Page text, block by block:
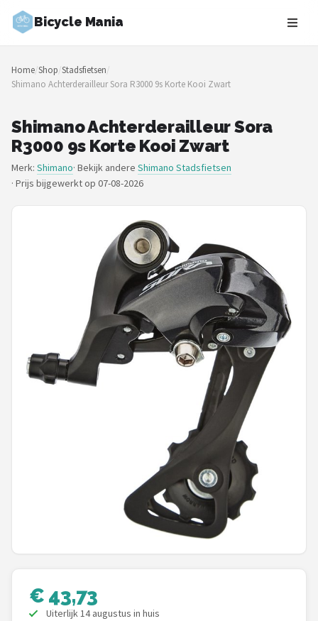
Bicycle Mania
Zoeken
NAVIGATIE
Merken
Blog
Fietsroutes
Stadsfietsen
Elektrische fietsen
Mountainbikes
Shop
New Looxs
BBB Cycling
Home/Shop/Stadsfietsen/
Shimano Achterderailleur Sora R3000 9s Korte Kooi Zwart
Shimano Achterderailleur Sora
R3000 9s Korte Kooi Zwart
Merk: Shimano· Bekijk andere Shimano Stadsfietsen
· Prijs bijgewerkt op 07-08-2026
€ 43,73
Uiterlijk 14 augustus in huis